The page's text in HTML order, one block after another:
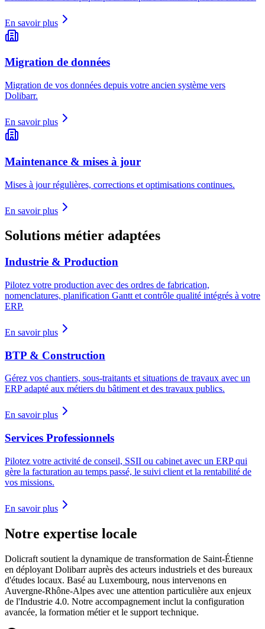
En savoir plus
Migration de données
Migration de vos données depuis votre ancien système vers
Dolibarr.
En savoir plus
Maintenance & mises à jour
Mises à jour régulières, corrections et optimisations continues.
En savoir plus
Solutions métier adaptées
Industrie & Production
Pilotez votre production avec des ordres de fabrication,
nomenclatures, planification Gantt et contrôle qualité intégrés à votre
ERP.
En savoir plus
BTP & Construction
Gérez vos chantiers, sous-traitants et situations de travaux avec un
ERP adapté aux métiers du bâtiment et des travaux publics.
En savoir plus
Services Professionnels
Pilotez votre activité de conseil, SSII ou cabinet avec un ERP qui
gère la facturation au temps passé, le suivi client et la rentabilité de
vos missions.
En savoir plus
Notre expertise locale
Dolicraft soutient la dynamique de transformation de Saint-Étienne
en déployant Dolibarr auprès des acteurs industriels et des bureaux
d'études locaux. Basé au Luxembourg, nous intervenons en
Auvergne-Rhône-Alpes avec une attention particulière aux enjeux
de l'Industrie 4.0. Notre accompagnement inclut la configuration
avancée, la formation métier et le support technique.